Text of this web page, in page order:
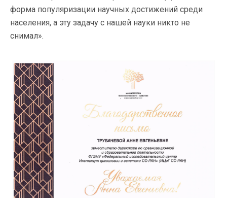
форма популяризации научных достижений среди
населения, а эту задачу с нашей науки никто не
снимал».